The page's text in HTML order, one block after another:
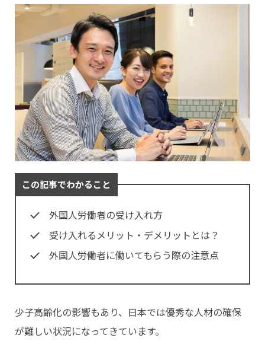
この記事でわかること
外国人労働者の受け入れ方
受け入れるメリット・デメリットとは？
外国人労働者に働いてもらう際の注意点
少子高齢化の影響もあり、日本では優秀な人材の確保
が難しい状況になってきています。